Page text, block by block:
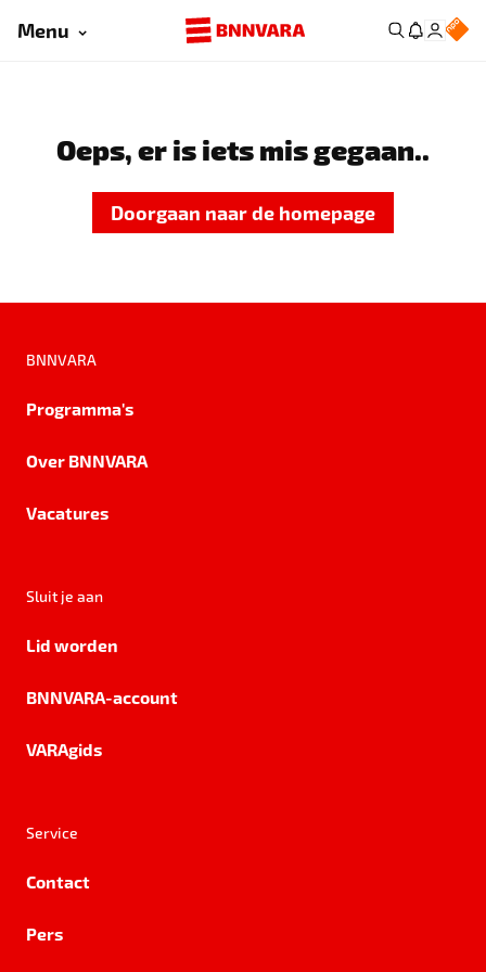
Menu
Oeps, er is iets mis gegaan..
Doorgaan naar de homepage
BNNVARA
Programma's
Over BNNVARA
Vacatures
Sluit je aan
Lid worden
BNNVARA-account
VARAgids
Service
Contact
Pers